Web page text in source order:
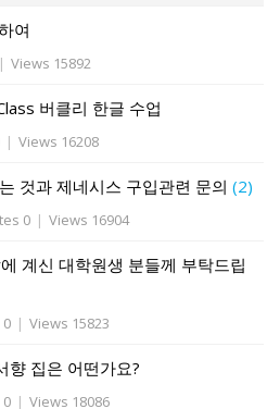
여
| Views 15892
버클리 한글 수업
| Views 16208
것과 제네시스 구입관련 문의 (2)
0 | Views 16904
계신 대학원생 분들께 부탁드립
| Views 15823
향 집은 어떤가요?
| Views 18086